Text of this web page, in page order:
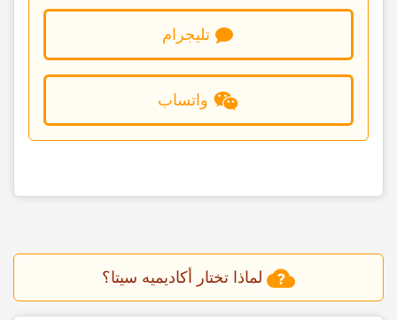
تلیجرام
واتساب
لماذا تختار أکادیمیه سیتا؟